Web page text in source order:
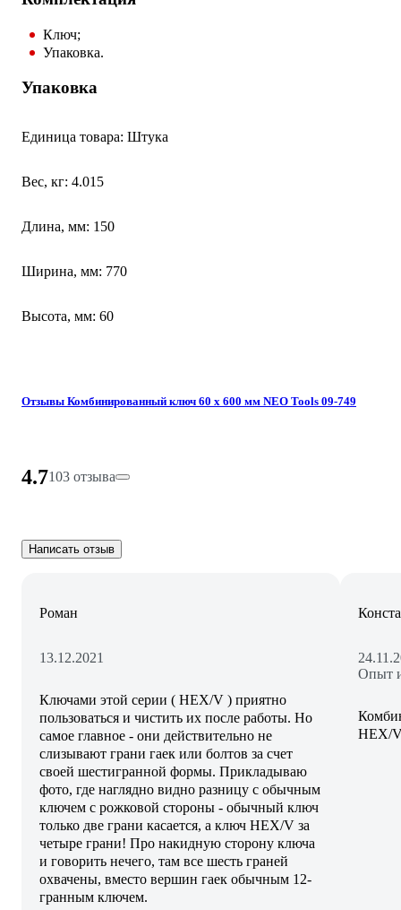
Ключ;
Упаковка.
Упаковка
Единица товара: Штука
Вес, кг: 4.015
Длина, мм: 150
Ширина, мм: 770
Высота, мм: 60
Отзывы Комбинированный ключ 60 x 600 мм NEO Tools 09-749
4.7103 отзыва
Написать отзыв
Роман
13.12.2021
Ключами этой серии ( HEX/V ) приятно
пользоваться и чистить их после работы. Но
самое главное - они действительно не
слизывают грани гаек или болтов за счет
своей шестигранной формы. Прикладываю
фото, где наглядно видно разницу с обычным
ключем с рожковой стороны - обычный ключ
только две грани касается, а ключ HEX/V за
четыре грани! Про накидную сторону ключа
и говорить нечего, там все шесть граней
охвачены, вместо вершин гаек обычным 12-
гранным ключем.
Опыт
HEX/